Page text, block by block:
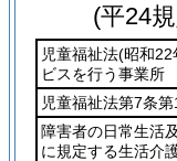
(平24
児童福祉法(昭和22
ビスを行う事業所
児童福祉法第7条
障害者の日常生活
に規定する生活介